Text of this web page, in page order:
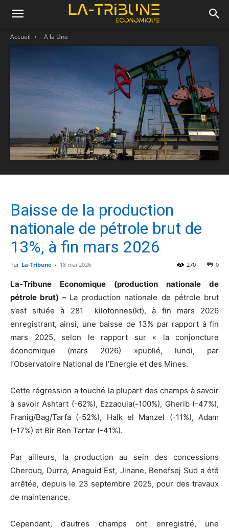
Accueil - A la Une
Baisse de la production
nationale de pétrole brut de
13%, à fin mars 2026
Par La-Tribune - 18 mai 2026 0
270
La-Tribune Economique (production nationale de
pétrole brut) – La production nationale de pétrole brut
s’est située à 281 kilotonnes(kt), à fin mars 2026
enregistrant, ainsi, une baisse de 13% par rapport à fin
mars 2025, selon le rapport sur « la conjoncture
économique (mars 2026) »publié, lundi, par
l’Observatoire National de l’Energie et des Mines.
Cette régression a touché la plupart des champs à savoir
à savoir Ashtart (-62%), Ezzaouia(-100%), Gherib (-47%),
Franig/Bag/Tarfa (-52%), Halk el Manzel (-11%), Adam
(-17%) et Bir Ben Tartar (-41%).
Par ailleurs, la production au sein des concessions
Cherouq, Durra, Anaguid Est, Jinane, Benefsej Sud a été
arrêtée, depuis le 23 septembre 2025, pour des travaux
de maintenance.
Cependant, d’autres champs ont enregistré, une